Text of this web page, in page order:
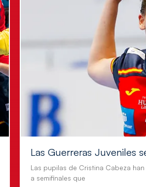
Las Guerreras Juveniles
Las pupilas de Cristina Cabeza
a semifinales que